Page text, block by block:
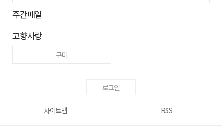
주간매일
고향사랑
구미
로그인
사이트맵 RSS